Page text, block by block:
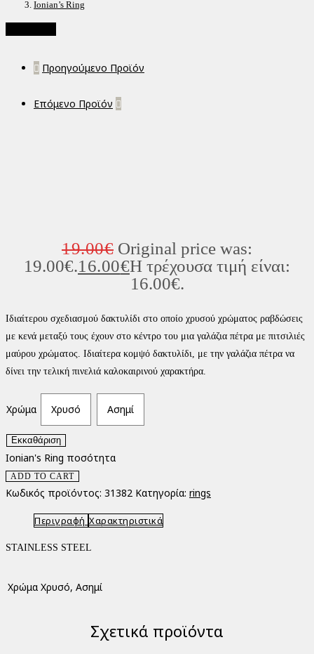
Ionian’s Ring
Προηγούμενο Προϊόν
Επόμενο Προϊόν
19.00€ Original price was:
19.00€.16.00€Η τρέχουσα τιμή είναι:
16.00€.
Ιδιαίτερου σχεδιασμού δακτυλίδι στο οποίο χρυσού χρώματος ραβδώσεις
με κενά μεταξύ τους έχουν στο κέντρο του μια γαλάζια πέτρα με πιτσιλιές
μαύρου χρώματος. Ιδιαίτερα κομψό δακτυλίδι, με την γαλάζια πέτρα να
δίνει την τελική πινελιά καλοκαιρινού χαρακτήρα.
Χρώμα Χρυσό Ασημί
Εκκαθάριση
Ionian's Ring ποσότητα
ADD TO CART
Κωδικός προϊόντος: 31382 Κατηγορία: rings
Περιγραφή Χαρακτηριστικά
STAINLESS STEEL
Χρώμα Χρυσό, Ασημί
Σχετικά προϊόντα